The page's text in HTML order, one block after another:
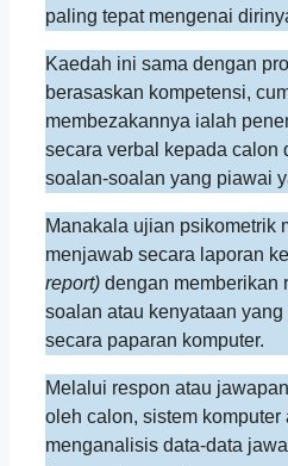
paling tepat mengenai
Kaedah ini sama dengan
berasaskan kompetensi,
membezakannya ialah
secara verbal kepada calon
soalan-soalan yang piawai
Manakala ujian psikometrik
menjawab secara laporan
report) dengan memberikan
soalan atau kenyataan
secara paparan komputer.
Melalui respon atau
oleh calon, sistem komputer
menganalisis data-data